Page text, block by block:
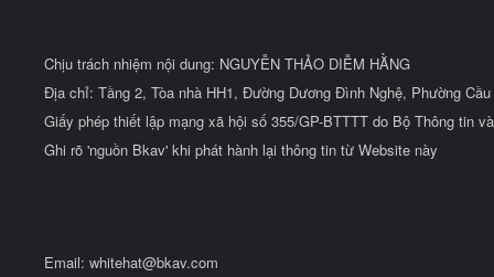
Chịu trách nhiệm nội dung: NGUYỄN THẢO DIỄM HẰNG
Địa chỉ: Tầng 2, Tòa nhà HH1, Đường Dương Đình Nghệ, Phường
Giấy phép thiết lập mạng xã hội số 355/GP-BTTTT do Bộ Thông tin
Ghi rõ 'nguồn Bkav' khi phát hành lại thông tin từ Website này
Email: whitehat@bkav.com